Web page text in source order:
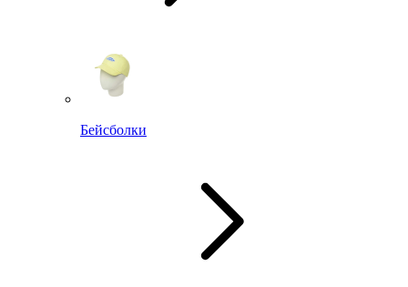
Бейсболки